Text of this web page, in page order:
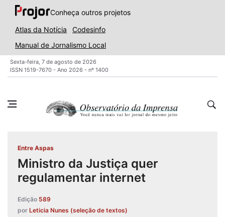
Conheça outros projetos
Atlas da Notícia
Codesinfo
Manual de Jornalismo Local
Sexta-feira, 7 de agosto de 2026
ISSN 1519-7670 - Ano 2026 - nº 1400
Entre Aspas
Ministro da Justiça quer
regulamentar internet
Edição 589
por Leticia Nunes (seleção de textos)